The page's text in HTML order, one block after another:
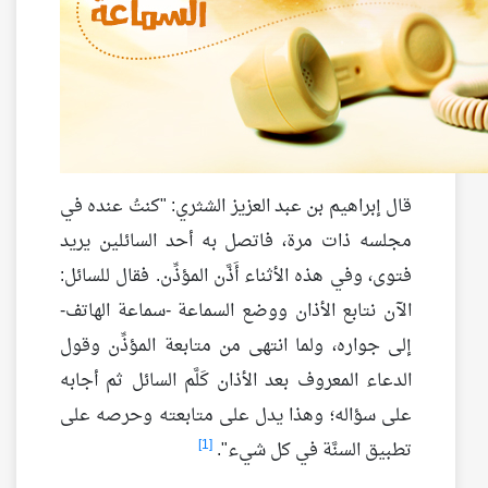
قال إبراهيم بن عبد العزيز الشثري: "كنتُ عنده في
مجلسه ذات مرة، فاتصل به أحد السائلين يريد
فتوى، وفي هذه الأثناء أَذَّن المؤذِّن. فقال للسائل:
الآن نتابع الأذان ووضع السماعة -سماعة الهاتف-
إلى جواره، ولما انتهى من متابعة المؤذِّن وقول
الدعاء المعروف بعد الأذان كَلَّم السائل ثم أجابه
على سؤاله؛ وهذا يدل على متابعته وحرصه على
تطبيق السنَّة في كل شيء". [1]